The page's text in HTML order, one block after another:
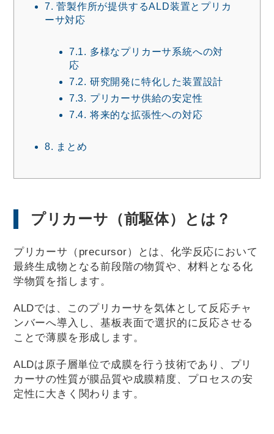
7. 菅製作所が提供するALD装置とプリカ
ーサ対応
7.1. 多様なプリカーサ系統への対
応
7.2. 研究開発に特化した装置設計
7.3. プリカーサ供給の安定性
7.4. 将来的な拡張性への対応
8. まとめ
プリカーサ（前駆体）とは？
プリカーサ（precursor）とは、化学反応において
最終生成物となる前段階の物質や、材料となる化
学物質を指します。
ALDでは、このプリカーサを気体として反応チャ
ンバーへ導入し、基板表面で選択的に反応させる
ことで薄膜を形成します。
ALDは原子層単位で成膜を行う技術であり、プリ
カーサの性質が膜品質や成膜精度、プロセスの安
定性に大きく関わります。